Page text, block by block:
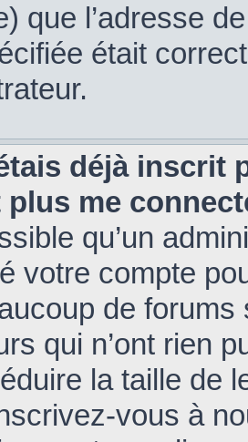
que l’adresse
était
déjà inscrit
plus me
qu’un
votre compte
de
qui n’ont rien
la taille de
vous à